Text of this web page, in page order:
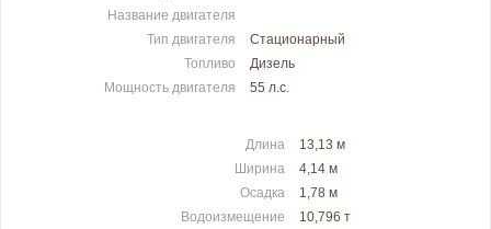
Название двигателя
Тип двигателя
Стационарный
Топливо
Дизель
Мощность двигателя
55 л.c.
Длина
13,13 м
Ширина
4,14 м
Осадка
1,78 м
Водоизмещение
10,796 т